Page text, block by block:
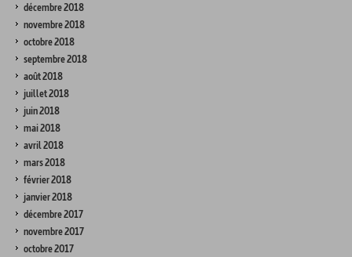
décembre 2018
novembre 2018
octobre 2018
septembre 2018
août 2018
juillet 2018
juin 2018
mai 2018
avril 2018
mars 2018
février 2018
janvier 2018
décembre 2017
novembre 2017
octobre 2017